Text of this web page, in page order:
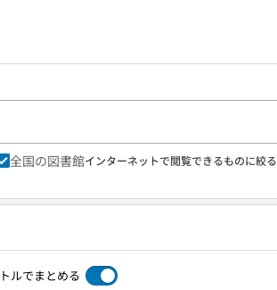
全国の図書館インターネットで閲覧できるものに絞る
ルでまとめる